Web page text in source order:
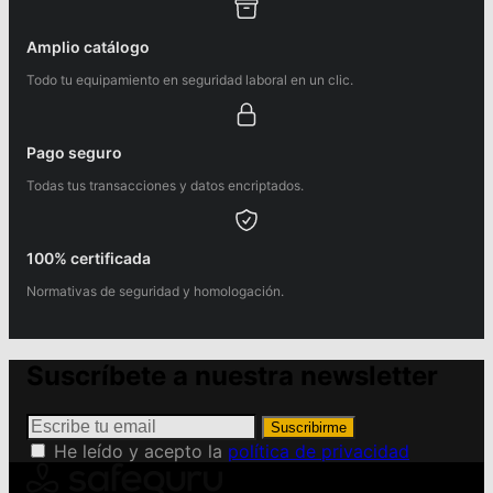
Amplio catálogo
Todo tu equipamiento en seguridad laboral en un clic.
Pago seguro
Todas tus transacciones y datos encriptados.
100% certificada
Normativas de seguridad y homologación.
Suscribirme
He leído y acepto la política de privacidad